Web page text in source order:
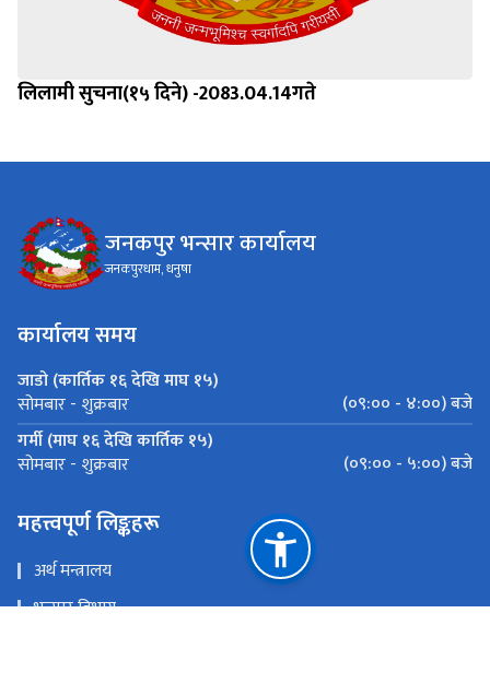
लिलामी सुचना(१५ दिने) -2083.04.14गते
जनकपुर भन्सार कार्यालय
जनकपुरधाम, धनुषा
कार्यालय समय
जाडो (कार्तिक १६ देखि माघ १५)
सोमबार - शुक्रबार
(०९:०० - ४:००) बजे
गर्मी (माघ १६ देखि कार्तिक १५)
सोमबार - शुक्रबार (०९:०० - ५:००) बजे
महत्त्वपूर्ण लिङ्कहरू
अर्थ मन्त्रालय
भन्सार विभाग